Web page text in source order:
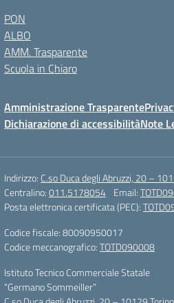
PON
ALBO
AMM. Trasparente
Scuola in Chiaro
Amministrazione Trasparente
Dichiarazione di accessibilitàNote
Indirizzo: C.so Duca degli Abruzzi, 20 –
Centralino:011.5178054 Email:
Posta elettronica certificata (PEC):
Codice fiscale: 80090950017
Codice meccanografico:TOTD090008
Istituto Tecnico Commerciale Statale
“Germano Sommeiller”